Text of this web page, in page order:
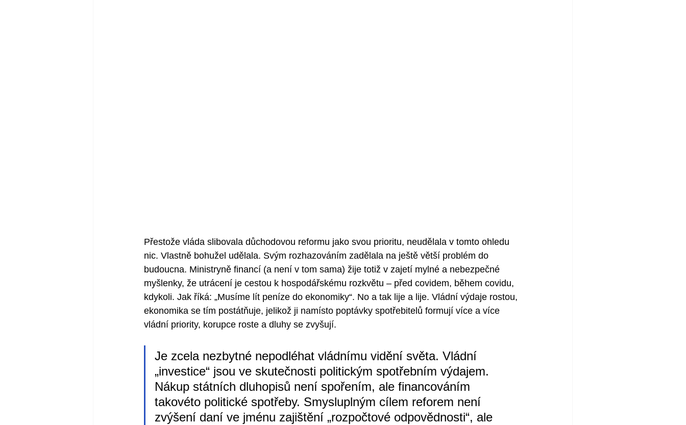
Přestože vláda slibovala důchodovou reformu jako svou prioritu, neudělala v tomto ohledu
nic. Vlastně bohužel udělala. Svým rozhazováním zadělala na ještě větší problém do
budoucna. Ministryně financí (a není v tom sama) žije totiž v zajetí mylné a nebezpečné
myšlenky, že utrácení je cestou k hospodářskému rozkvětu – před covidem, během covidu,
kdykoli. Jak říká: „Musíme lít peníze do ekonomiky“. No a tak lije a lije. Vládní výdaje rostou,
ekonomika se tím postátňuje, jelikož ji namísto poptávky spotřebitelů formují více a více
vládní priority, korupce roste a dluhy se zvyšují.
Je zcela nezbytné nepodléhat vládnímu vidění světa. Vládní
„investice“ jsou ve skutečnosti politickým spotřebním výdajem.
Nákup státních dluhopisů není spořením, ale financováním
takovéto politické spotřeby. Smysluplným cílem reforem není
zvýšení daní ve jménu zajištění „rozpočtové odpovědnosti“, ale